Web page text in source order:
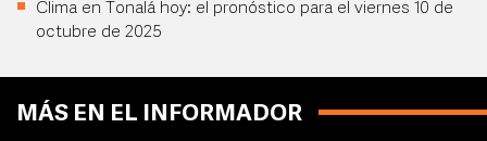
Clima en Tonalá hoy: el pronóstico para el viernes 10 de
octubre de 2025
MÁS EN EL INFORMADOR